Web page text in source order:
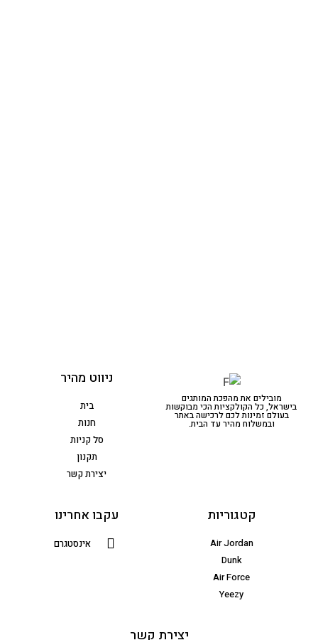
מובילים את מהפכת המותגים
בישראל, כל הקולקציות הכי מבוקשות
בעולם זמינות לכם לרכישה באתר
ובמשלוח מהיר עד הבית.
ניווט מהיר
בית
חנות
סל קניות
תקנון
יצירת קשר
קטגוריות
Air Jordan
Dunk
Air Force
Yeezy
עקבו אחרינו
אינסטגרם
יצירת קשר